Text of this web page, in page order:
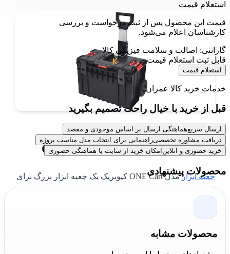
بررسی جعبه ابزار مدل ONE Cart
جعبه ابزار
مدل ONE Cart کیوبریک یک جعبه ابزار بزرگ برای
کننده ها تقسیم بندی های کوچکی برای نگهداری وسایل
استعلام قیمت
قیمت این محصول پس از ثبت درخواست و بررسی
کارشناسان اعلام می‌شود.
گارانتی: اصالت و سلامت فیزیکی کالا
قابل ثبت استعلام قیمت
استعلام قیمت
خدمات خرید کالا عمران
قبل از خرید با خیال راحت تصمیم بگیرید
ارسال سریعهماهنگی ارسال بر اساس موجودی و مقصد
دریافت مشاوره تخصصیراهنمایی برای انتخاب مدل مناسب پروژه
خرید حضوری و آنلاین امکان خرید از سایت یا هماهنگی حضوری
محصولات پیشنهادی
محصولات مشابه